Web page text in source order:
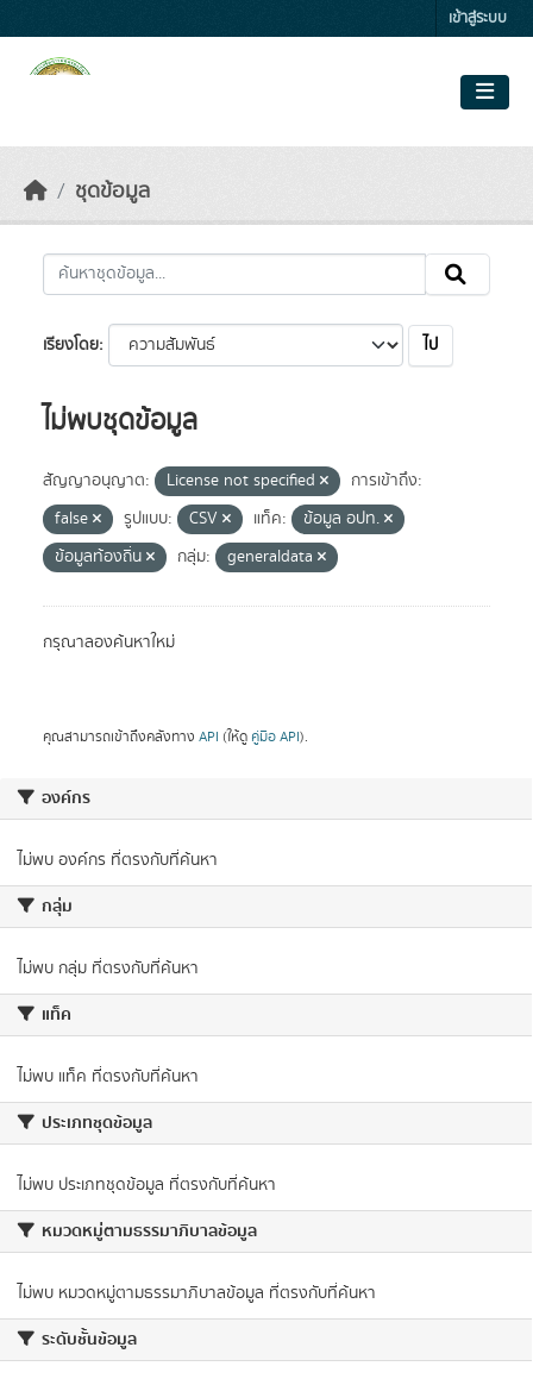
เข้าสู่ระบบ
ชุดข้อมูล
องค์กร
ไม่พบ องค์กร ที่ตรงกับที่ค้นหา
กลุ่ม
ไม่พบ กลุ่ม ที่ตรงกับที่ค้นหา
แท็ค
ไม่พบ แท็ค ที่ตรงกับที่ค้นหา
ประเภทชุดข้อมูล
ไม่พบ ประเภทชุดข้อมูล ที่ตรงกับที่ค้นหา
หมวดหมู่ตามธรรมาภิบาลข้อมูล
ไม่พบ หมวดหมู่ตามธรรมาภิบาลข้อมูล ที่ตรงกับที่ค้นหา
ระดับชั้นข้อมูล
เรียงโดย ไป
ไม่พบชุดข้อมูล
สัญญาอนุญาต: License not specified
การเข้าถึง:
false
รูปแบบ: CSV แท็ค:
ข้อมูล อปท.
ข้อมูลท้องถิ่น
กลุ่ม: generaldata
กรุณาลองค้นหาใหม่
คุณสามารถเข้าถึงคลังทาง API (ให้ดู คู่มือ API).